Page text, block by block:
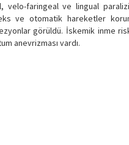
velo-faringeal ve lingual
ve otomatik hareketler
görüldü. İskemik inme
anevrizması vardı.